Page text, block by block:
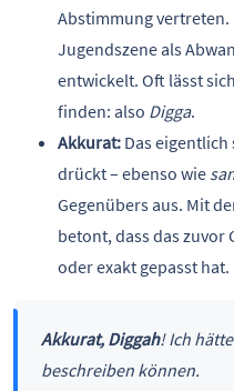
Abstimmung vertreten.
Jugendszene als
entwickelt. Oft lässt
finden: also Digga.
Akkurat: Das
drückt – ebenso wie
Gegenübers aus. Mit
betont, dass das zuvor
oder exakt gepasst hat.
Akkurat, Diggah! Ich
beschreiben können.